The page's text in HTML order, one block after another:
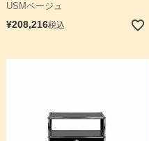
USMベージュ
¥208,216税込